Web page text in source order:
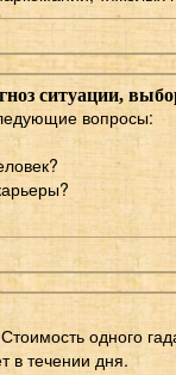
ситуации,
вопросы:
одного
в течении дня.